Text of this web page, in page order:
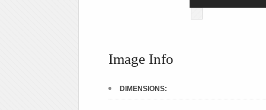
Image Info
DIMENSIONS: